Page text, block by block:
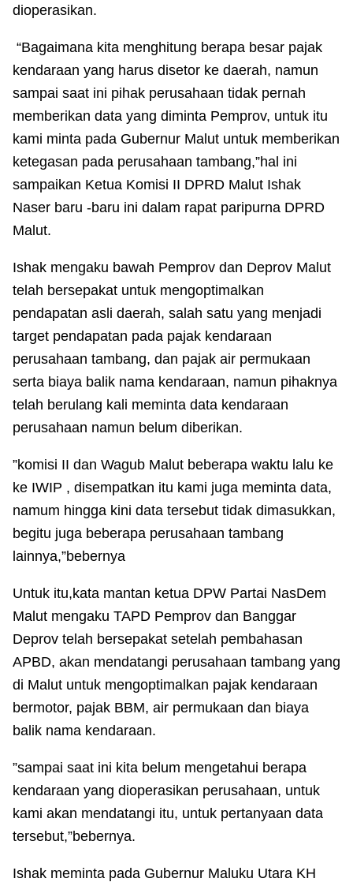
dioperasikan.
“Bagaimana kita menghitung berapa besar pajak
kendaraan yang harus disetor ke daerah, namun
sampai saat ini pihak perusahaan tidak pernah
memberikan data yang diminta Pemprov, untuk itu
kami minta pada Gubernur Malut untuk memberikan
ketegasan pada perusahaan tambang,”hal ini
sampaikan Ketua Komisi II DPRD Malut Ishak
Naser baru -baru ini dalam rapat paripurna DPRD
Malut.
Ishak mengaku bawah Pemprov dan Deprov Malut
telah bersepakat untuk mengoptimalkan
pendapatan asli daerah, salah satu yang menjadi
target pendapatan pada pajak kendaraan
perusahaan tambang, dan pajak air permukaan
serta biaya balik nama kendaraan, namun pihaknya
telah berulang kali meminta data kendaraan
perusahaan namun belum diberikan.
”komisi II dan Wagub Malut beberapa waktu lalu ke
ke IWIP , disempatkan itu kami juga meminta data,
namum hingga kini data tersebut tidak dimasukkan,
begitu juga beberapa perusahaan tambang
lainnya,”bebernya
Untuk itu,kata mantan ketua DPW Partai NasDem
Malut mengaku TAPD Pemprov dan Banggar
Deprov telah bersepakat setelah pembahasan
APBD, akan mendatangi perusahaan tambang yang
di Malut untuk mengoptimalkan pajak kendaraan
bermotor, pajak BBM, air permukaan dan biaya
balik nama kendaraan.
”sampai saat ini kita belum mengetahui berapa
kendaraan yang dioperasikan perusahaan, untuk
kami akan mendatangi itu, untuk pertanyaan data
tersebut,”bebernya.
Ishak meminta pada Gubernur Maluku Utara KH